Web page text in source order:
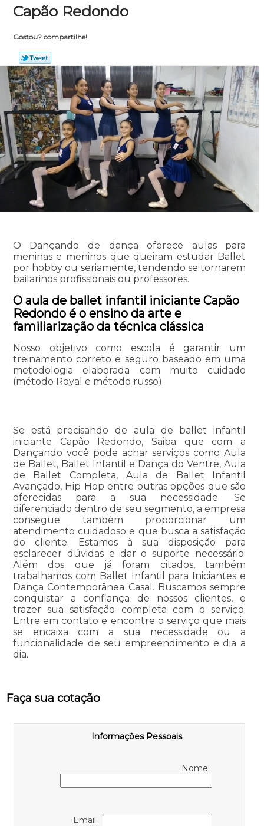
Capão Redondo
Gostou? compartilhe!
O Dançando de dança oferece aulas para
meninas e meninos que queiram estudar Ballet
por hobby ou seriamente, tendendo se tornarem
bailarinos profissionais ou professores.
O aula de ballet infantil iniciante Capão
Redondo é o ensino da arte e
familiarização da técnica clássica
Nosso objetivo como escola é garantir um
treinamento correto e seguro baseado em uma
metodologia elaborada com muito cuidado
(método Royal e método russo).
Se está precisando de aula de ballet infantil
iniciante Capão Redondo, Saiba que com a
Dançando você pode achar serviços como Aula
de Ballet, Ballet Infantil e Dança do Ventre, Aula
de Ballet Completa, Aula de Ballet Infantil
Avançado, Hip Hop entre outras opções que são
oferecidas para a sua necessidade. Se
diferenciado dentro de seu segmento, a empresa
consegue também proporcionar um
atendimento cuidadoso e que busca a satisfação
do cliente. Estamos à sua disposição para
esclarecer dúvidas e dar o suporte necessário.
Além dos que já foram citados, também
trabalhamos com Ballet Infantil para Iniciantes e
Dança Contemporânea Casal. Buscamos sempre
conquistar a confiança de nossos clientes, e
trazer sua satisfação completa com o serviço.
Entre em contato e encontre o serviço que mais
se encaixa com a sua necessidade ou a
funcionalidade de seu empreendimento e dia a
dia.
Faça sua cotação
Informações Pessoais
Nome:
Email: